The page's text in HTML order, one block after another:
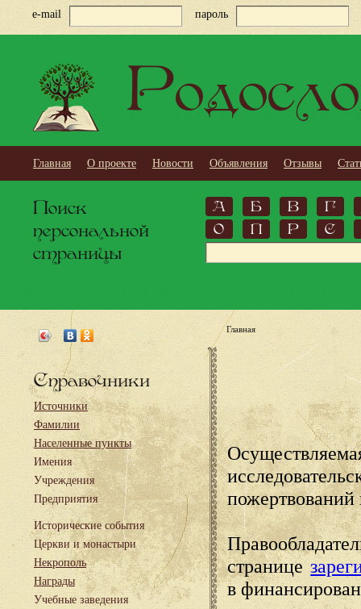
e-mail пароль
Главная О проекте Новости Объявления Отзывы
Поиск
персональной
страницы
А Б В
Г
О
П Р С
Справочники
Источники
Фамилии
Населенные пункты
Имения
Учреждения
Предприятия
Исторические события
Церкви и монастыри
Некрополь
Награды
Учебные заведения
Главная
пожертвований
странице
в